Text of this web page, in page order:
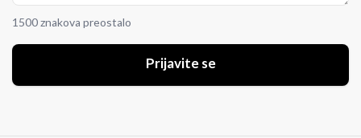
1500 znakova preostalo
Prijavite se